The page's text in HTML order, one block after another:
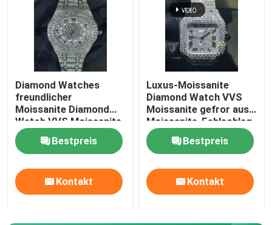
Diamond Watches
freundlicher
Moissanite Diamond
Watch VVS Moissanite
Bling Männer Eco
Bestpreis
Kontakt
Luxus-Moissanite
Diamond Watch VVS
Moissanite gefror aus
Moissanite-Fehlschlag
unten
Bestpreis
Kontakt